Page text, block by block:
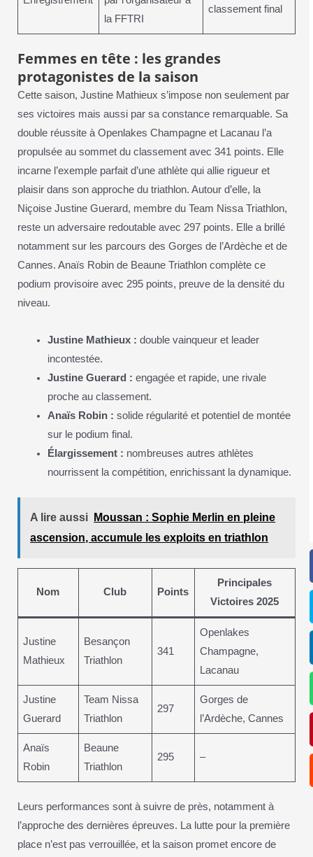
la FFTRI
classement final
Femmes en tête : les grandes
protagonistes de la saison
Cette saison, Justine Mathieux s’impose non seulement par
ses victoires mais aussi par sa constance remarquable. Sa
double réussite à Openlakes Champagne et Lacanau l’a
propulsée au sommet du classement avec 341 points. Elle
incarne l’exemple parfait d’une athlète qui allie rigueur et
plaisir dans son approche du triathlon. Autour d’elle, la
Niçoise Justine Guerard, membre du Team Nissa Triathlon,
reste un adversaire redoutable avec 297 points. Elle a brillé
notamment sur les parcours des Gorges de l’Ardèche et de
Cannes. Anaïs Robin de Beaune Triathlon complète ce
podium provisoire avec 295 points, preuve de la densité du
niveau.
Justine Mathieux : double vainqueur et leader
incontestée.
Justine Guerard : engagée et rapide, une rivale
proche au classement.
Anaïs Robin : solide régularité et potentiel de montée
sur le podium final.
Élargissement : nombreuses autres athlètes
nourrissent la compétition, enrichissant la dynamique.
A lire aussi
Moussan : Sophie Merlin en pleine
ascension, accumule les exploits en triathlon
Nom Club Points
Principales
Victoires 2025
Justine
Mathieux
Besançon
Triathlon
341
Openlakes
Champagne,
Lacanau
Justine
Guerard
Team Nissa
Triathlon
297
Gorges de
l’Ardèche, Cannes
Anaïs
Robin
Beaune
Triathlon
295 –
Leurs performances sont à suivre de près, notamment à
l’approche des dernières épreuves. La lutte pour la première
place n’est pas verrouillée, et la saison promet encore de